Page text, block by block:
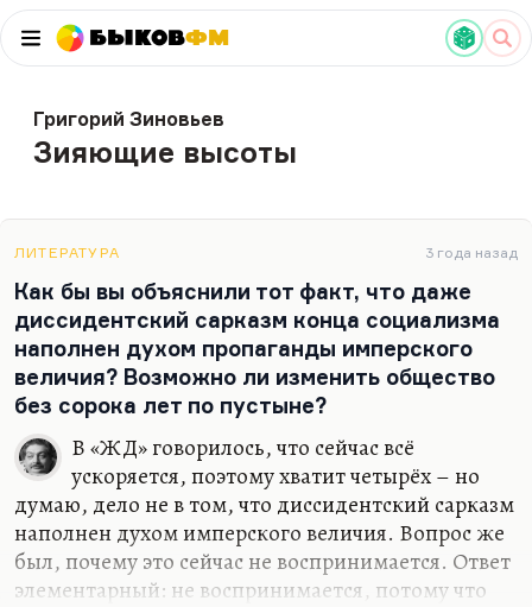
БыковФМ
Григорий Зиновьев
Зияющие высоты
ЛИТЕРАТУРА 3 года назад
Как бы вы объяснили тот факт, что даже
диссидентский сарказм конца социализма
наполнен духом пропаганды имперского
величия? Возможно ли изменить общество
без сорока лет по пустыне?
В «ЖД» говорилось, что сейчас всё
ускоряется, поэтому хватит четырёх – но
думаю, дело не в том, что диссидентский сарказм
наполнен духом имперского величия. Вопрос же
был, почему это сейчас не воспринимается. Ответ
элементарный: не воспринимается, потому что